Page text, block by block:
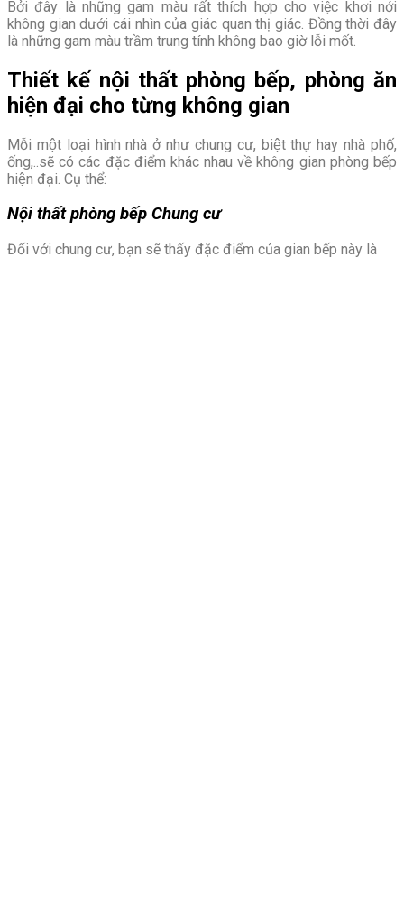
Bởi đây là những gam màu rất thích hợp cho việc khơi nới
không gian dưới cái nhìn của giác quan thị giác. Đồng thời đây
là những gam màu trầm trung tính không bao giờ lỗi mốt.
Thiết kế nội thất phòng bếp, phòng ăn
hiện đại cho từng không gian
Mỗi một loại hình nhà ở như chung cư, biệt thự hay nhà phố,
ống,..sẽ có các đặc điểm khác nhau về không gian phòng bếp
hiện đại. Cụ thể:
Nội thất phòng bếp Chung cư
Đối với chung cư, bạn sẽ thấy đặc điểm của gian bếp này là